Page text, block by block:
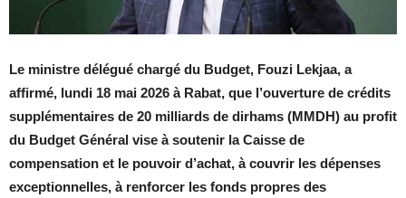
Le ministre délégué chargé du Budget, Fouzi Lekjaa, a
affirmé, lundi 18 mai 2026 à Rabat, que l’ouverture de crédits
supplémentaires de 20 milliards de dirhams (MMDH) au profit
du Budget Général vise à soutenir la Caisse de
compensation et le pouvoir d’achat, à couvrir les dépenses
exceptionnelles, à renforcer les fonds propres des